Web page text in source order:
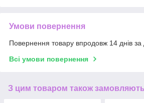
Умови повернення
Повернення товару впродовж 14 днів за
Всі умови повернення
З цим товаром також замовляють